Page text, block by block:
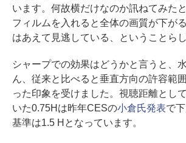
います。何故横だけなのか訊ねてみた
フィルムを入れると全体の画質が下が
はあえて見逃している、ということらし
シャープでの効果はどうかと言うと、
ん、従来と比べると垂直方向の許容範
った印象を受けました。視聴距離とし
いた0.75Hは昨年CESの小倉氏発表で
基準は1.5 Hとなっています。